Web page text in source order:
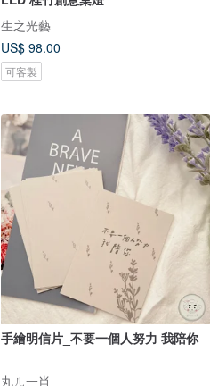
生之光藝
US$ 98.00
可客製
手繪明信片_不要一個人努力 我陪你
丸ㄦ一肖